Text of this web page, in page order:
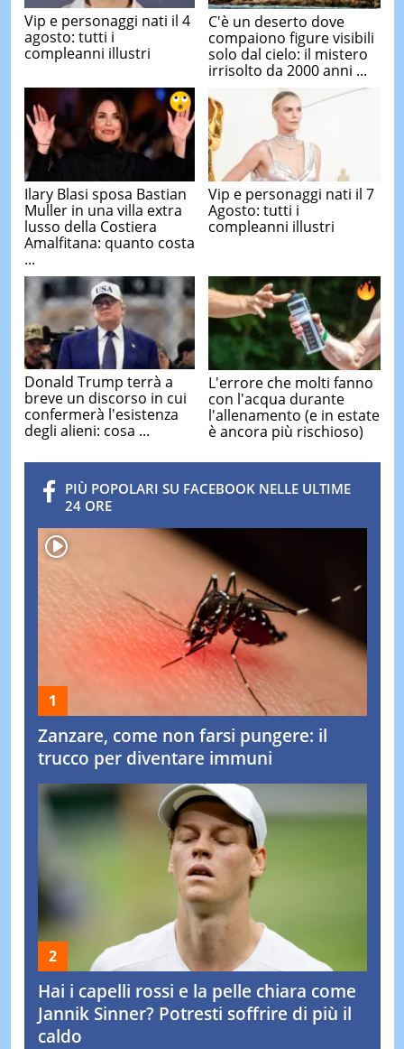
Vip e personaggi nati il 4
agosto: tutti i
compleanni illustri
C'è un deserto dove
compaiono figure visibili
solo dal cielo: il mistero
irrisolto da 2000 anni ...
Ilary Blasi sposa Bastian
Muller in una villa extra
lusso della Costiera
Amalfitana: quanto costa
...
Vip e personaggi nati il 7
Agosto: tutti i
compleanni illustri
Donald Trump terrà a
breve un discorso in cui
confermerà l'esistenza
degli alieni: cosa ...
L'errore che molti fanno
con l'acqua durante
l'allenamento (e in estate
è ancora più rischioso)
PIÙ POPOLARI SU FACEBOOK NELLE ULTIME
24 ORE
Zanzare, come non farsi pungere: il
trucco per diventare immuni
Hai i capelli rossi e la pelle chiara come
Jannik Sinner? Potresti soffrire di più il
caldo